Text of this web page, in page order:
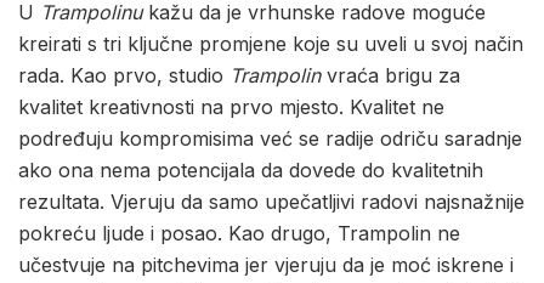
U Trampolinukažu da je vrhunske radove moguće
kreirati s tri ključne promjene koje su uveli u svoj način
rada. Kao prvo, studio Trampolinvraća brigu za
kvalitet kreativnosti na prvo mjesto. Kvalitet ne
podređuju kompromisima već se radije odriču saradnje
ako ona nema potencijala da dovede do kvalitetnih
rezultata. Vjeruju da samo upečatljivi radovi najsnažnije
pokreću ljude i posao. Kao drugo, Trampolin ne
učestvuje na pitchevima jer vjeruju da je moć iskrene i